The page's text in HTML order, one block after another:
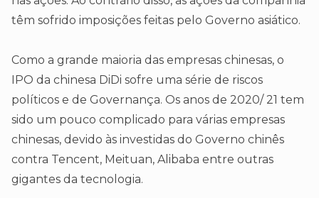
têm sofrido imposições feitas pelo Governo asiático.
Como a grande maioria das empresas chinesas, o
IPO da chinesa DiDi sofre uma série de riscos
políticos e de Governança. Os anos de 2020/ 21 tem
sido um pouco complicado para várias empresas
chinesas, devido às investidas do Governo chinês
contra Tencent, Meituan, Alibaba entre outras
gigantes da tecnologia.